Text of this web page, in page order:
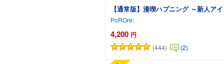
【通常版】漫喫ハプニング ～新人ア
PoROre:
4,200 円
(444) (2)